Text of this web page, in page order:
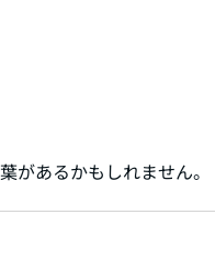
があるかもしれません。